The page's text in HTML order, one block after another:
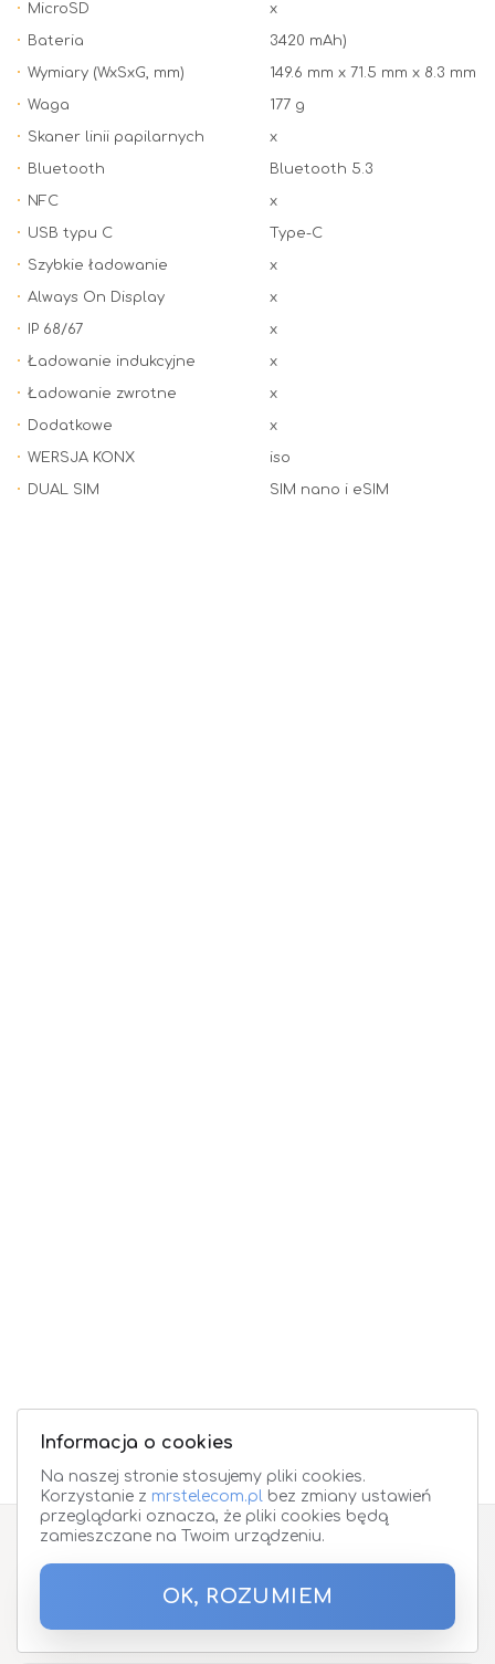
MicroSD x
Bateria 3420 mAh)
Wymiary (WxSxG, mm) 149.6 mm x 71.5 mm x 8.3 mm
Waga 177 g
Skaner linii papilarnych x
Bluetooth Bluetooth 5.3
NFC x
USB typu C Type-C
Szybkie ładowanie x
Always On Display x
IP 68/67 x
Ładowanie indukcyjne x
Ładowanie zwrotne x
Dodatkowe x
WERSJA KONX iso
DUAL SIM SIM nano i eSIM
Zapisz się do Newslettera
Podaj proszę adres email
Informacja o cookies
Na naszej stronie stosujemy pliki cookies.
Korzystanie z mrstelecom.pl bez zmiany ustawień
przeglądarki oznacza, że pliki cookies będą
zamieszczane na Twoim urządzeniu.
OK, ROZUMIEM